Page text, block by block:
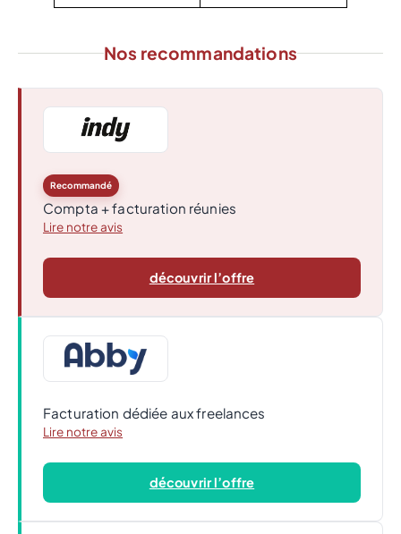
Nos recommandations
Recommandé
Compta + facturation réunies
Lire notre avis
découvrir l’offre
Facturation dédiée aux freelances
Lire notre avis
découvrir l’offre